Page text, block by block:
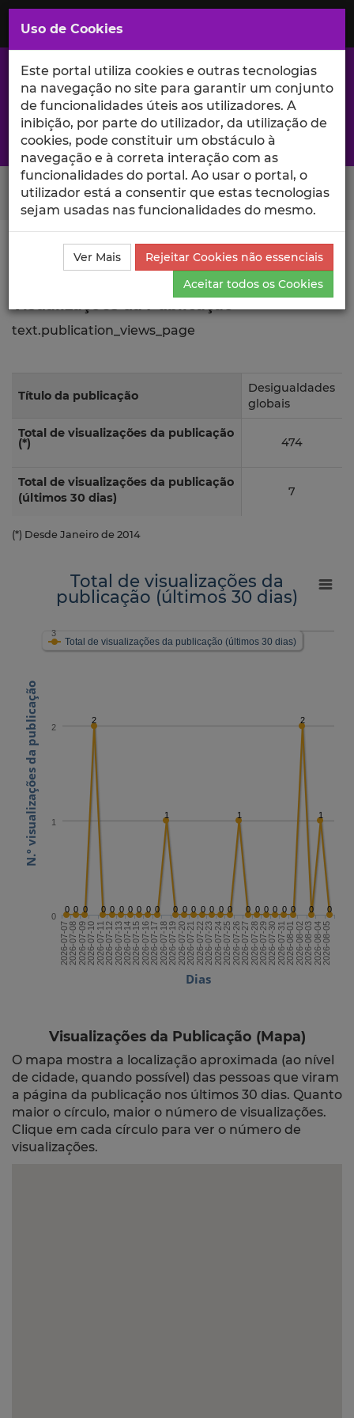
Saltar
para
Conteúdo
Principal
A excelência da investigação e ciência no Iscte
Search Button
Ciência_Iscte Publicações
Descrição Detalhada da
Publicação
Visualizações
text.publication_views_page
Título da publicação
Desigualdades
globais
Total de visualizações da publicação
(*) 474
Total de visualizações da publicação
(últimos 30 dias)
7
(*) Desde Janeiro de 2014
Dias
N.º visualizações da publicação
Total de visualizações da
publicação (últimos 30 dias)
0 0 0
2
0 0 0 0 0 0 0
1
0 0 0 0 0 0 0
1
0 0 0 0 0 0
2
0
1
0
Total de visualizações da publicação (últimos 30 dias)
2026-07-072026-07-082026-07-092026-07-102026-07-112026-07-122026-07-132026-07-142026-07-152026-07-162026-07-172026-07-182026-07-192026-07-202026-07-212026-07-222026-07-232026-07-242026-07-252026-07-262026-07-272026-07-282026-07-292026-07-302026-07-312026-08-012026-08-022026-08-032026-08-042026-08-05
0
1
2
3
Visualizações da Publicação (Mapa)
O mapa mostra a localização aproximada (ao nível
de cidade, quando possível) das pessoas que viram
a página da publicação nos últimos 30 dias. Quanto
maior o círculo, maior o número de visualizações.
Clique em cada círculo para ver o número de
visualizações.
Uso de Cookies
Este portal utiliza cookies e outras tecnologias
na navegação no site para garantir um conjunto
de funcionalidades úteis aos utilizadores. A
inibição, por parte do utilizador, da utilização de
cookies, pode constituir um obstáculo à
navegação e à correta interação com as
funcionalidades do portal. Ao usar o portal, o
utilizador está a consentir que estas tecnologias
sejam usadas nas funcionalidades do mesmo.
Ver Mais
Rejeitar Cookies não essenciais
Aceitar todos os Cookies